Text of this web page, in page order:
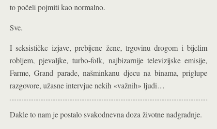
to počeli pojmiti kao normalno.
Sve.
I seksističke izjave, prebijene žene, trgovinu drogom i bijelim
robljem, pjevaljke, turbo-folk, najbizarnije televizijske emisije,
Farme, Grand parade, našminkanu djecu na binama, priglupe
razgovore, užasne intervjue nekih «važnih» ljudi…
Dakle to nam je postalo svakodnevna doza životne nadgradnje.